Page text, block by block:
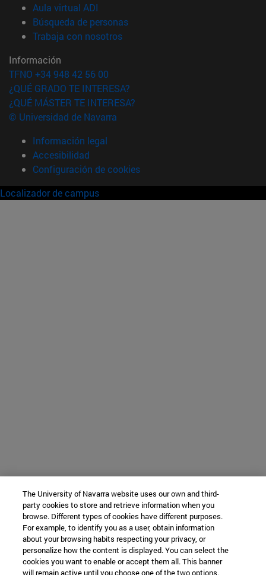
Aula virtual ADI
Búsqueda de personas(abre en nueva ventana)
Trabaja con nosotros(abre en nueva ventana)
Información
TFNO +34 948 42 56 00
¿QUÉ GRADO TE INTERESA?
¿QUÉ MÁSTER TE INTERESA?
© Universidad de Navarra
Información legal
Accesibilidad
Configuración de cookies
Localizador de campus
The University of Navarra website uses our own and third-
party cookies to store and retrieve information when you
browse. Different types of cookies have different purposes.
For example, to identify you as a user, obtain information
about your browsing habits respecting your privacy, or
personalize how the content is displayed. You can select the
cookies you want to enable or accept them all. This banner
will remain active until you choose one of the two options.